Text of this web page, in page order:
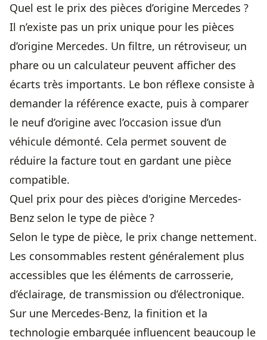
Quel est le prix des pièces d’origine Mercedes ?
Il n’existe pas un prix unique pour les pièces
d’origine Mercedes. Un filtre, un rétroviseur, un
phare ou un calculateur peuvent afficher des
écarts très importants. Le bon réflexe consiste à
demander la référence exacte, puis à comparer
le neuf d’origine avec l’occasion issue d’un
véhicule démonté. Cela permet souvent de
réduire la facture tout en gardant une pièce
compatible.
Quel prix pour des pièces d'origine Mercedes-
Benz selon le type de pièce ?
Selon le type de pièce, le prix change nettement.
Les consommables restent généralement plus
accessibles que les éléments de carrosserie,
d’éclairage, de transmission ou d’électronique.
Sur une Mercedes-Benz, la finition et la
technologie embarquée influencent beaucoup le